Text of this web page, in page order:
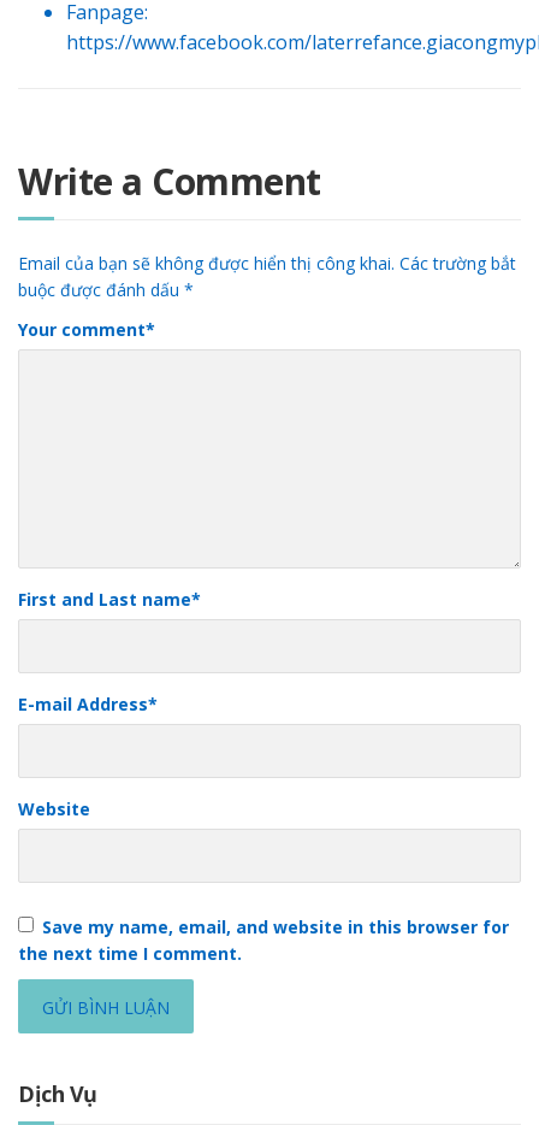
Fanpage:
https://www.facebook.com/
Write a Comment
Email của bạn sẽ không được hiển thị công khai. Các trường bắt
buộc được đánh dấu *
Your comment*
First and Last name*
E-mail Address*
Website
Save my name, email, and website in this browser for
the next time I comment.
Dịch Vụ